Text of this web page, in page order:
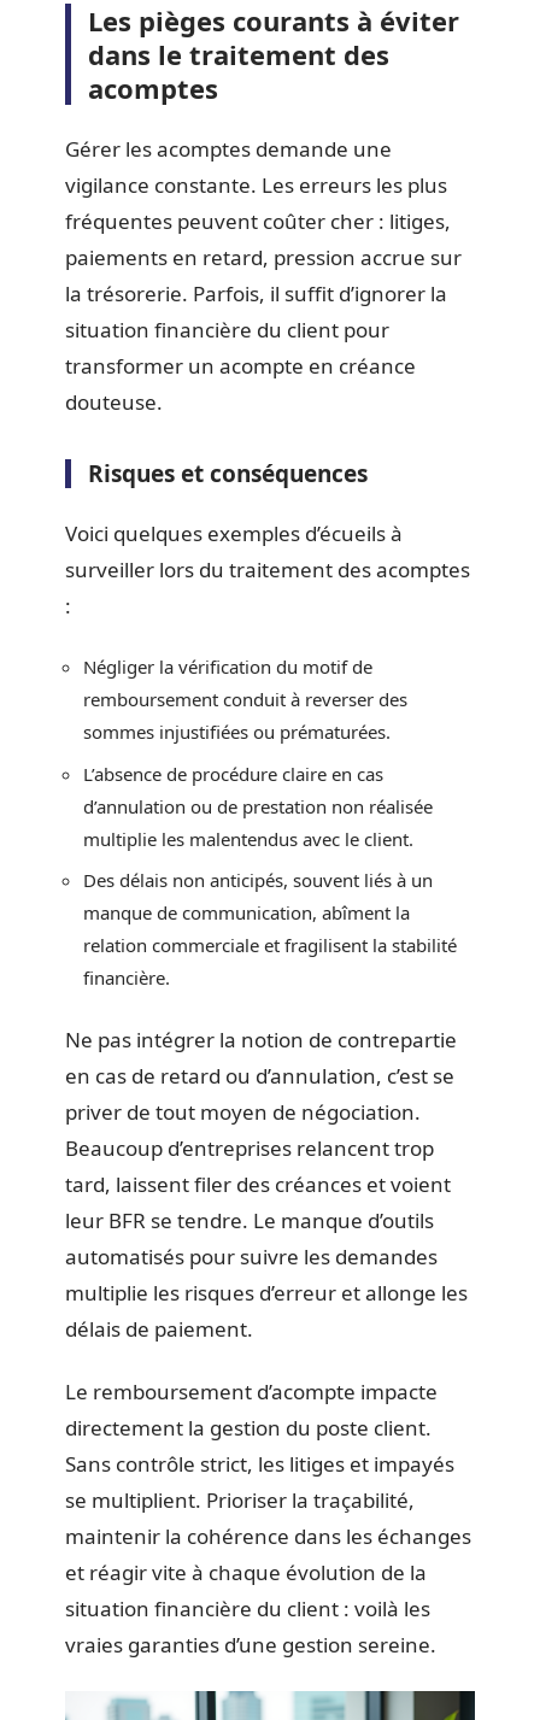
Les pièges courants à éviter
dans le traitement des
acomptes
Gérer les acomptes demande une
vigilance constante. Les erreurs les plus
fréquentes peuvent coûter cher : litiges,
paiements en retard, pression accrue sur
la trésorerie. Parfois, il suffit d’ignorer la
situation financière du client pour
transformer un acompte en créance
douteuse.
Risques et conséquences
Voici quelques exemples d’écueils à
surveiller lors du traitement des acomptes
:
Négliger la vérification du motif de
remboursement conduit à reverser des
sommes injustifiées ou prématurées.
L’absence de procédure claire en cas
d’annulation ou de prestation non réalisée
multiplie les malentendus avec le client.
Des délais non anticipés, souvent liés à un
manque de communication, abîment la
relation commerciale et fragilisent la stabilité
financière.
Ne pas intégrer la notion de contrepartie
en cas de retard ou d’annulation, c’est se
priver de tout moyen de négociation.
Beaucoup d’entreprises relancent trop
tard, laissent filer des créances et voient
leur BFR se tendre. Le manque d’outils
automatisés pour suivre les demandes
multiplie les risques d’erreur et allonge les
délais de paiement.
Le remboursement d’acompte impacte
directement la gestion du poste client.
Sans contrôle strict, les litiges et impayés
se multiplient. Prioriser la traçabilité,
maintenir la cohérence dans les échanges
et réagir vite à chaque évolution de la
situation financière du client : voilà les
vraies garanties d’une gestion sereine.